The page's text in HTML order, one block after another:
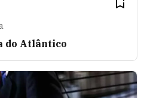
do Atlântico